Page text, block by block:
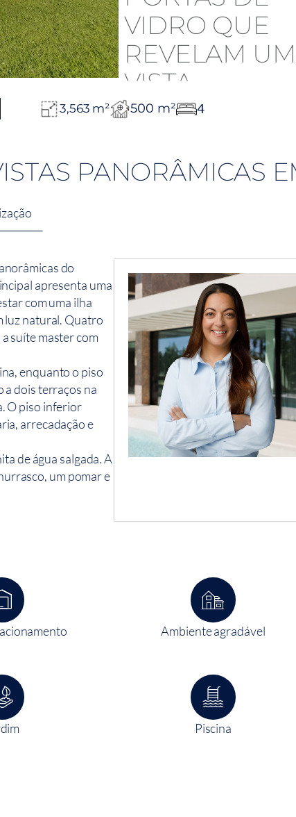
3,563 m² 500 m² 4
PANORÂMICAS
do
apresenta uma
com uma ilha
luz natural. Quatro
suíte master com
enquanto o piso
a dois terraços na
O piso inferior
arrecadação e
de água salgada. A
um pomar e
Ambiente agradável
Piscina